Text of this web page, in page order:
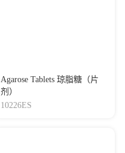
Agarose Tablets 琼脂糖（片
剂）
10226ES